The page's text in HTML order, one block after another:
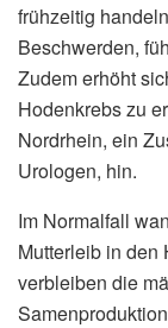
frühzeitig
Beschwerden,
Zudem erhöht
Hodenkrebs zu
Nordrhein, ein
Urologen, hin.
Im Normalfall
Mutterleib in den
verbleiben die